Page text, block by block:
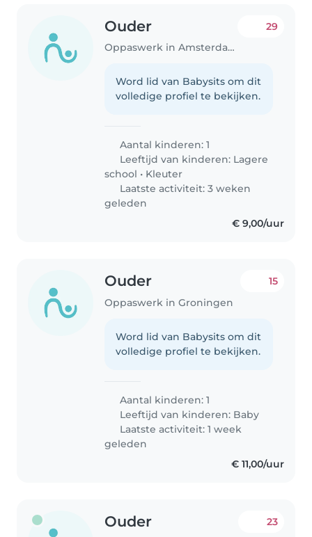
Ouder
Oppaswerk in Amsterdam
29
Word lid van Babysits om dit
volledige profiel te bekijken.
Aantal kinderen: 1
Leeftijd van kinderen: Lagere
school • Kleuter
Laatste activiteit: 3 weken
geleden
€ 9,00/uur
Ouder
Oppaswerk in Groningen
15
Word lid van Babysits om dit
volledige profiel te bekijken.
Aantal kinderen: 1
Leeftijd van kinderen: Baby
Laatste activiteit: 1 week
geleden
€ 11,00/uur
Ouder 23